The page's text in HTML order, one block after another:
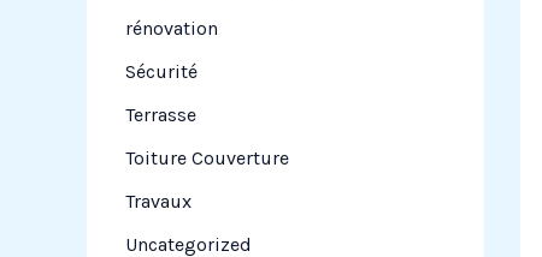
rénovation
Sécurité
Terrasse
Toiture Couverture
Travaux
Uncategorized